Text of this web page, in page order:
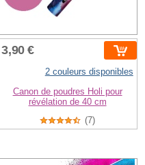
3,90 €
2 couleurs disponibles
Canon de poudres Holi pour
révélation de 40 cm
(7)